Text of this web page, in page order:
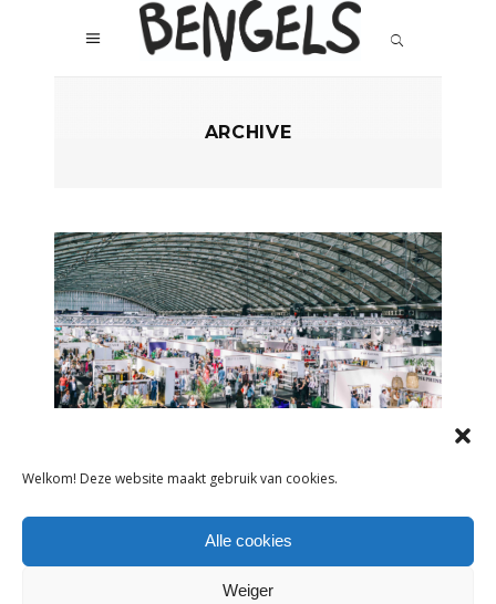
Welkom! Deze website maakt gebruik van cookies.
Alle cookies
Weiger
ARCHIVE
MODEFABRIEK GAAT NIET DOOR IN
SPIJTIG, MAAR RISICO IS TE GROOT’
10 december 2020